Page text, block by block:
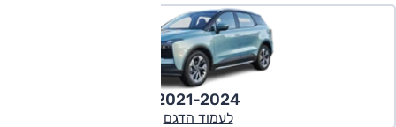
2021-2024
לעמוד הדגם